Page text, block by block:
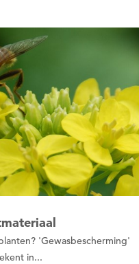
'Gewasbescherming'
in...
op te slaan moet je
zijn.